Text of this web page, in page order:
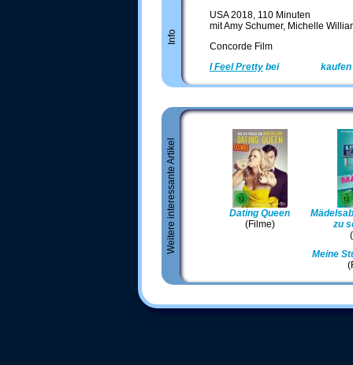
Info
USA 2018, 110 Minuten
mit Amy Schumer, Michelle
Concorde Film
I Feel Pretty bei kaufen
Weitere interessante Artikel
Dating Queen
(Filme)
zu
Meine